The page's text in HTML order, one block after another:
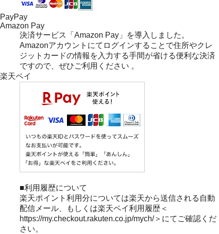
PayPay
Amazon Pay
決済サービス「Amazon Pay」を導入しました。
Amazonアカウントにてログインすることで住所やクレ
ジットカードの情報を入力する手間が省ける便利な決済
ですので、ぜひご利用ください 。
楽天ペイ
■利用履歴について
楽天ポイント利用分については楽天から送信される自動
配信メール、もしくは楽天ペイ利用履歴＜
https://my.checkout.rakuten.co.jp/mych/＞にてご確認くだ
さい。